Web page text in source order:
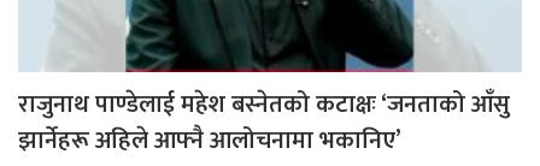
राजुनाथ पाण्डेलाई महेश बस्नेतको कटाक्षः ‘जनताको आँसु
झार्नेहरू अहिले आफ्नै आलोचनामा भकानिए’